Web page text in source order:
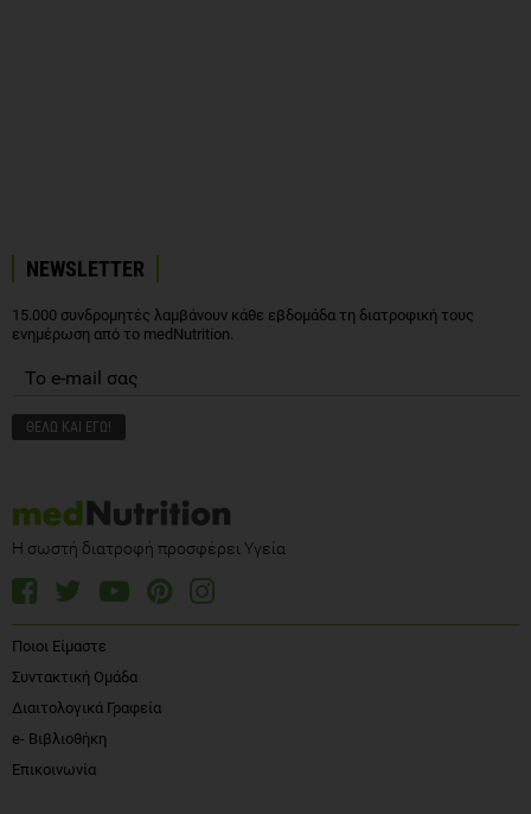
NEWSLETTER
15.000 συνδρομητές λαμβάνουν κάθε εβδομάδα τη διατροφική τους
ενημέρωση από το medNutrition.
Η σωστή διατροφή προσφέρει Υγεία
Ποιοι Είμαστε
Συντακτική Ομάδα
Διαιτολογικά Γραφεία
e- Βιβλιοθήκη
Επικοινωνία